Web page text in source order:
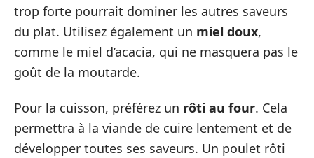
trop forte pourrait dominer les autres saveurs
du plat. Utilisez également un miel doux,
comme le miel d’acacia, qui ne masquera pas le
goût de la moutarde.
Pour la cuisson, préférez un rôti au four. Cela
permettra à la viande de cuire lentement et de
développer toutes ses saveurs. Un poulet rôti